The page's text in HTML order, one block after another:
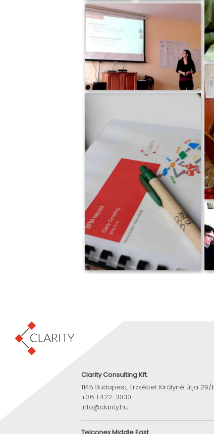
Clarity Consulting Kft.
1145 Budapest, Erzsébet Királyné útja 29/
+36 1 422-3030
info@clarity.hu